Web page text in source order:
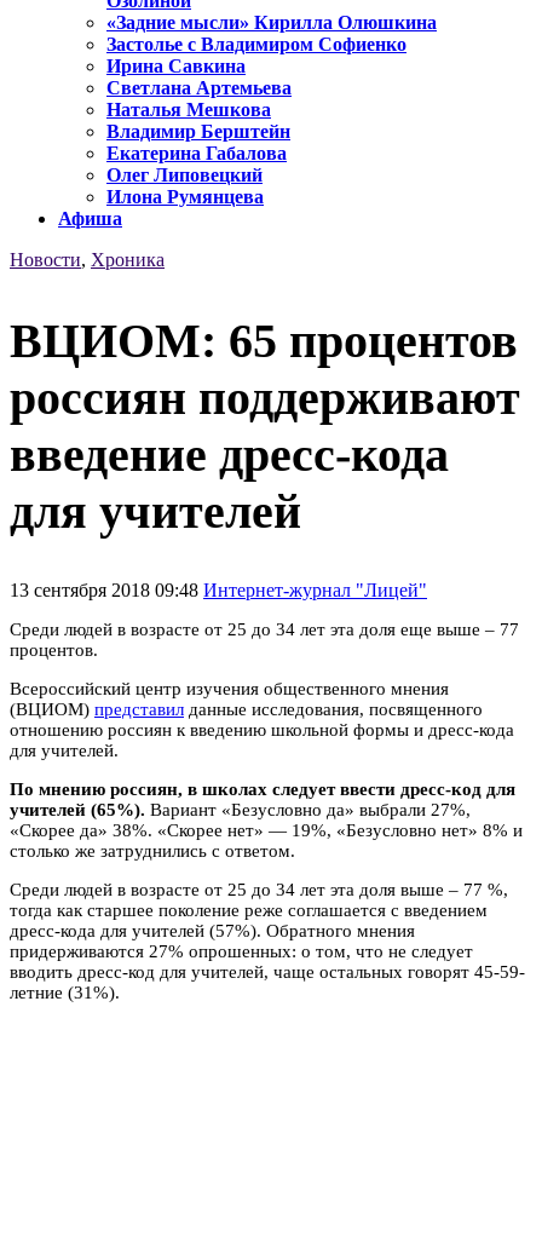
«Задние мысли» Кирилла Олюшкина
Застолье с Владимиром Софиенко
Ирина Савкина
Светлана Артемьева
Наталья Мешкова
Владимир Берштейн
Екатерина Габалова
Олег Липовецкий
Илона Румянцева
Афиша
Новости, Хроника
ВЦИОМ: 65 процентов
россиян поддерживают
введение дресс-кода
для учителей
13 сентября 2018 09:48 Интернет-журнал "Лицей"
Среди людей в возрасте от 25 до 34 лет эта доля еще выше – 77
процентов.
Всероссийский центр изучения общественного мнения
(ВЦИОМ) представил данные исследования, посвященного
отношению россиян к введению школьной формы и дресс-кода
для учителей.
По мнению россиян, в школах следует ввести дресс-код для
учителей (65%). Вариант «Безусловно да» выбрали 27%,
«Скорее да» 38%. «Скорее нет» — 19%, «Безусловно нет» 8% и
столько же затруднились с ответом.
Среди людей в возрасте от 25 до 34 лет эта доля выше – 77 %,
тогда как старшее поколение реже соглашается с введением
дресс-кода для учителей (57%). Обратного мнения
придерживаются 27% опрошенных: о том, что не следует
вводить дресс-код для учителей, чаще остальных говорят 45-59-
летние (31%).